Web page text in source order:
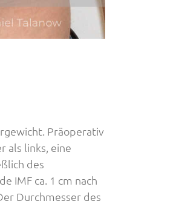
Präoperativ
als links, eine
des
IMF ca. 1 cm nach
Durchmesser des